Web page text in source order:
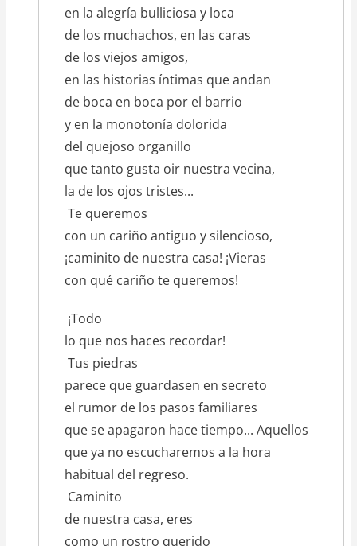
en la alegría bulliciosa y loca
de los muchachos, en las caras
de los viejos amigos,
en las historias íntimas que andan
de boca en boca por el barrio
y en la monotonía dolorida
del quejoso organillo
que tanto gusta oir nuestra vecina,
la de los ojos tristes...
Te queremos
con un cariño antiguo y silencioso,
¡caminito de nuestra casa! ¡Vieras
con qué cariño te queremos!
¡Todo
lo que nos haces recordar!
Tus piedras
parece que guardasen en secreto
el rumor de los pasos familiares
que se apagaron hace tiempo... Aquellos
que ya no escucharemos a la hora
habitual del regreso.
Caminito
de nuestra casa, eres
como un rostro querido